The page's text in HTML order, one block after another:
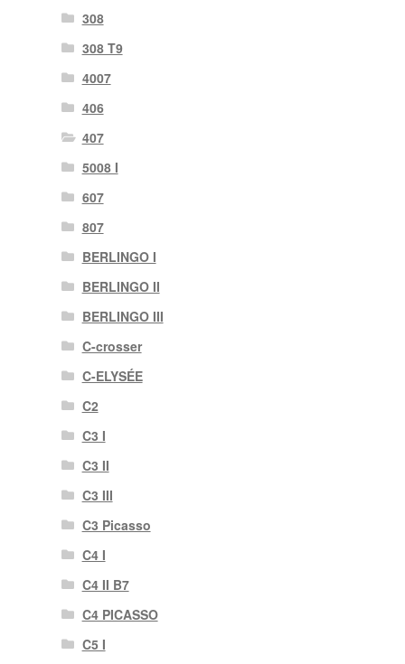
308
308 T9
4007
406
407
5008 I
607
807
BERLINGO I
BERLINGO II
BERLINGO III
C-crosser
C-ELYSÉE
C2
C3 I
C3 II
C3 III
C3 Picasso
C4 I
C4 II B7
C4 PICASSO
C5 I